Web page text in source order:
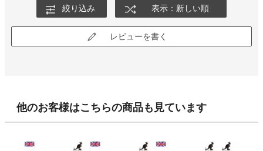
絞り込み 表示：新しい順
レビューを書く
他のお客様はこちらの商品も見ています